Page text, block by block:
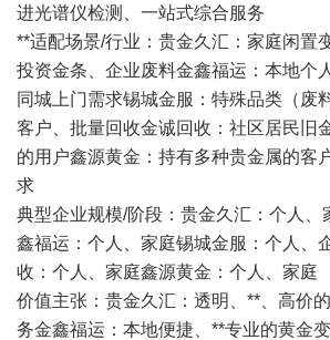
进光谱仪检测、一站式综合服务
**适配场景/行业：贵金久汇：家庭闲置
投资金条、企业废料金鑫福运：本地个
同城上门需求锡城金服：特殊品类（废
客户、批量回收金诚回收：社区居民旧
的用户鑫源黄金：持有多种贵金属的客
求
典型企业规模/阶段：贵金久汇：个人、
鑫福运：个人、家庭锡城金服：个人、
收：个人、家庭鑫源黄金：个人、家庭
价值主张：贵金久汇：透明、**、高价
务金鑫福运：本地便捷、**专业的黄金